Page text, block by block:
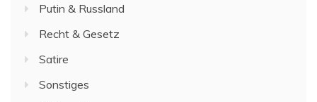
Putin & Russland
Recht & Gesetz
Satire
Sonstiges